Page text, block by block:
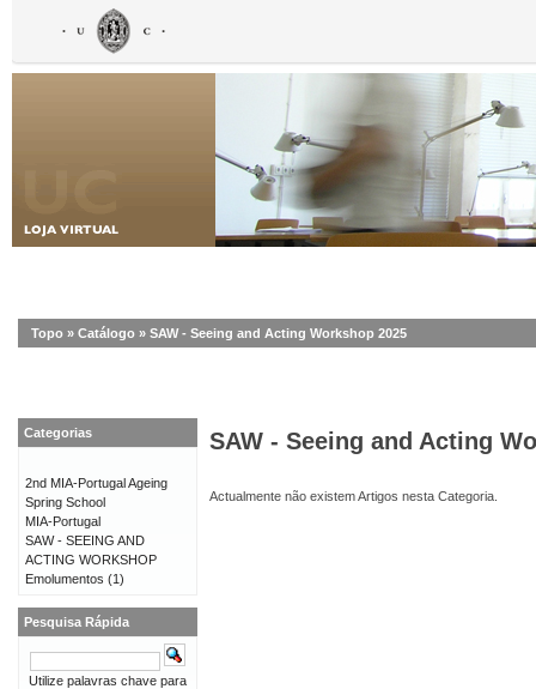
Topo » Catálogo » SAW - Seeing and Acting Workshop 2025
SAW - Seeing and Acting
Actualmente não existem Artigos nesta Categoria.
Categorias
2nd MIA-Portugal Ageing
Spring School
MIA-Portugal
SAW - SEEING AND
ACTING WORKSHOP
Emolumentos (1)
Pesquisa Rápida
Utilize palavras chave para